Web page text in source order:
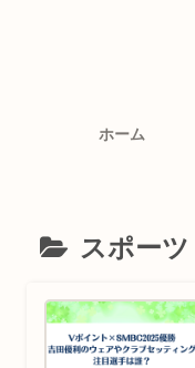
ホーム
スポーツ